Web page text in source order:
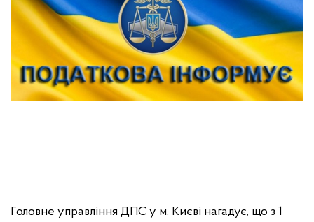
Головне управління ДПС у м. Києві нагадує, що з 1